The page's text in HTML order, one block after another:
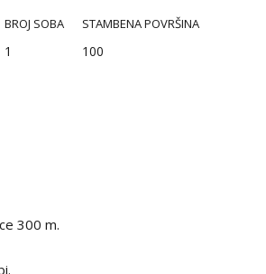
BROJ SOBA
1
STAMBENA POVRŠINA
100
300 m.